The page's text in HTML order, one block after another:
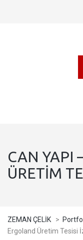
CAN YAPI
ÜRETIM
ZEMAN ÇELİK >
Ergoland Üretim Tesisi